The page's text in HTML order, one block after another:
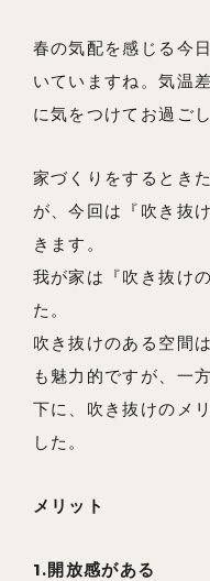
春の気配を感じる今
いていますね。気温
に気をつけてお過ご
家づくりをするとき
が、今回は『吹き抜
きます。
我が家は『吹き抜け
た。
吹き抜けのある空間
も魅力的ですが、一
下に、吹き抜けのメ
した。
メリット
1.開放感がある